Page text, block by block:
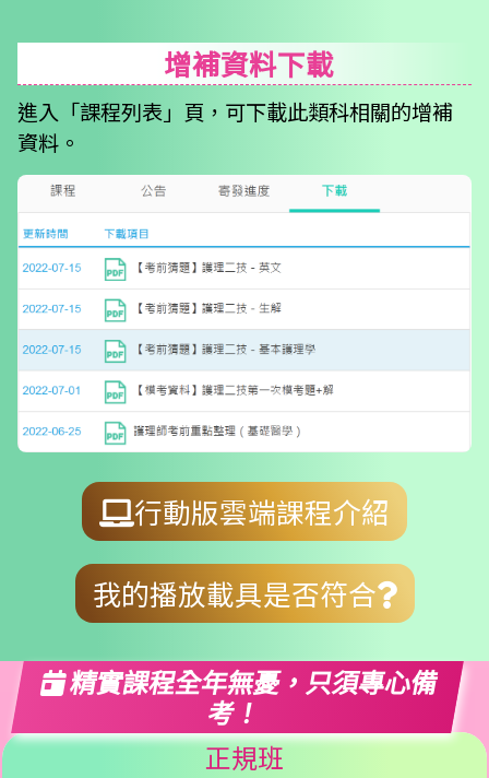
增補資料下載
進入「課程列表」頁，可下載此類科相關的增補
資料。
行動版雲端課程介紹
我的播放載具是否符合
精實課程全年無憂，只須專心備
考！
正規班